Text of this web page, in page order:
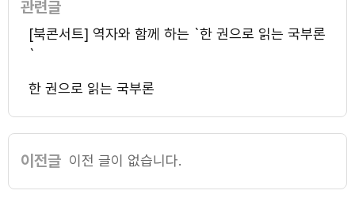
관련글
[북콘서트] 역자와 함께 하는 `한 권으로 읽는 국부론
`
한 권으로 읽는 국부론
이전글 이전 글이 없습니다.